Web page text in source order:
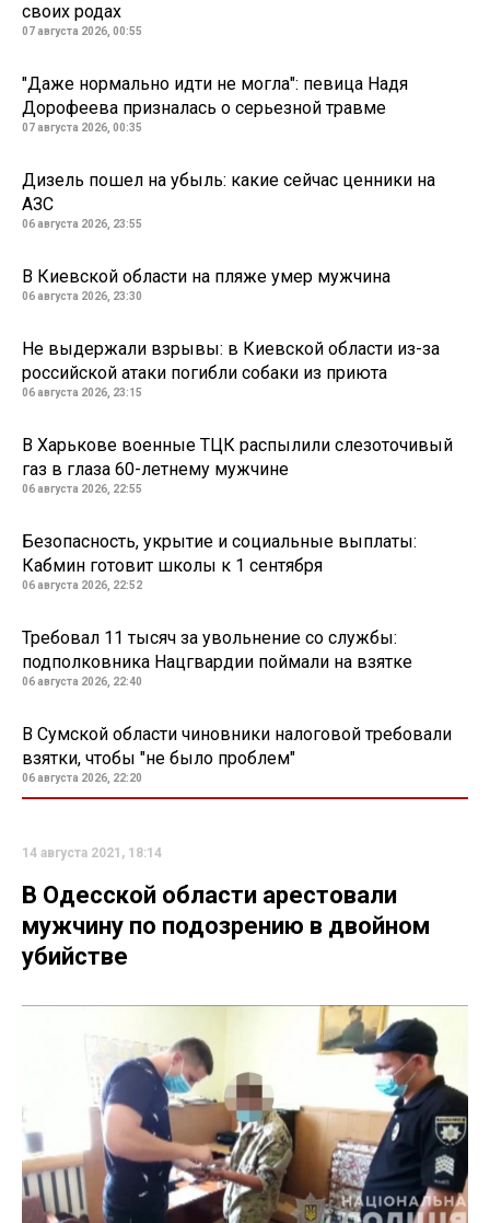
своих родах
07 августа 2026, 00:55
"Даже нормально идти не могла": певица Надя
Дорофеева призналась о серьезной травме
07 августа 2026, 00:35
Дизель пошел на убыль: какие сейчас ценники на
АЗС
06 августа 2026, 23:55
В Киевской области на пляже умер мужчина
06 августа 2026, 23:30
Не выдержали взрывы: в Киевской области из-за
российской атаки погибли собаки из приюта
06 августа 2026, 23:15
В Харькове военные ТЦК распылили слезоточивый
газ в глаза 60-летнему мужчине
06 августа 2026, 22:55
Безопасность, укрытие и социальные выплаты:
Кабмин готовит школы к 1 сентября
06 августа 2026, 22:52
Требовал 11 тысяч за увольнение со службы:
подполковника Нацгвардии поймали на взятке
06 августа 2026, 22:40
В Сумской области чиновники налоговой требовали
взятки, чтобы "не было проблем"
06 августа 2026, 22:20
14 августа 2021, 18:14
В Одесской области арестовали
мужчину по подозрению в двойном
убийстве